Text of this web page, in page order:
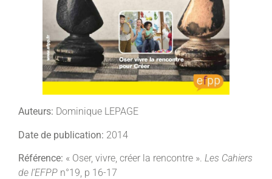
Auteurs: Dominique LEPAGE
Date de publication: 2014
Référence: « Oser, vivre, créer la rencontre ». Les Cahiers
de l’EFPP n°19, p 16-17